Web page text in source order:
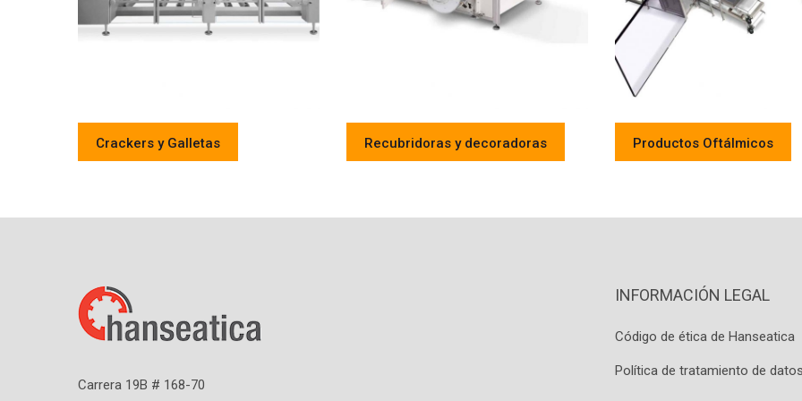
Crackers y Galletas Recubridoras y decoradoras Productos Oftálmicos
Carrera 19B # 168-70
INFORMACIÓN LEGAL
Código de ética de Hanseatica
Política de tratamiento de datos